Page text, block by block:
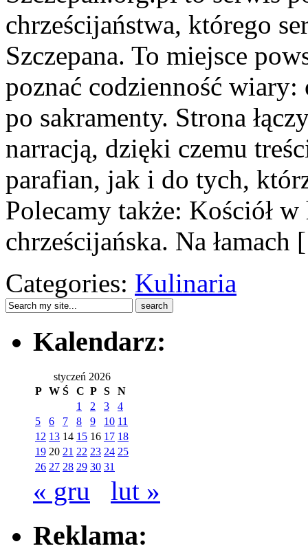
chrześcijaństwa, którego
Szczepana. To miejsce
poznać codzienność
po sakramenty. Strona
narracją, dzięki czemu
parafian, jak i do tych,
Polecamy także: Kościół
chrześcijańska. Na
Categories: Kulinaria
Kalendarz:
styczeń 2026
P W Ś C P S
N
1
2 3
4
5
6 7 8 9 10 11
12 13 14 15 16 17 18
19 20 21 22 23 24 25
26 27 28 29 30 31
« gru lut »
Reklama: